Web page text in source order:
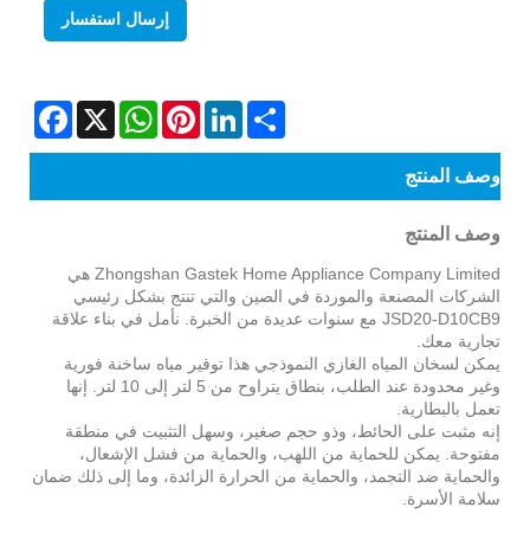
إرسال استفسار
X
WhatsAppPinterestLinkedInShare
وصف المنتج
وصف المنتج
Zhongshan Gastek Home Appliance Company Limited هي
الشركات المصنعة والموردة في الصين والتي تنتج بشكل رئيسي
JSD20-D10CB9 مع سنوات عديدة من الخبرة. نأمل في بناء علاقة
تجارية معك.
يمكن لسخان المياه الغازي النموذجي هذا توفير مياه ساخنة فورية
وغير محدودة عند الطلب، بنطاق يتراوح من 5 لتر إلى 10 لتر. إنها
تعمل بالبطارية.
إنه مثبت على الحائط، وذو حجم صغير، وسهل التثبيت في منطقة
مفتوحة. يمكن للحماية من اللهب، والحماية من فشل الإشعال،
والحماية ضد التجمد، والحماية من الحرارة الزائدة، وما إلى ذلك ضمان
سلامة الأسرة.